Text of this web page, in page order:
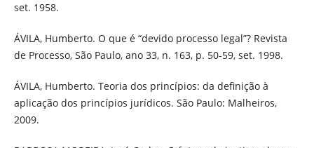
set. 1958.
ÁVILA, Humberto. O que é “devido processo legal”? Revista
de Processo, São Paulo, ano 33, n. 163, p. 50-59, set. 1998.
ÁVILA, Humberto. Teoria dos princípios: da definição à
aplicação dos princípios jurídicos. São Paulo: Malheiros,
2009.